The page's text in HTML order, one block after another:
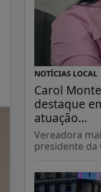
NOTÍCIAS LOCAL
Carol
destaque
atuação...
Vereadora
presidente da